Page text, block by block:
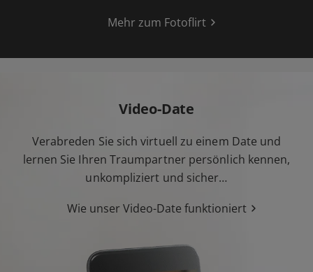
Mehr zum Fotoflirt
Video-Date
Verabreden Sie sich virtuell zu einem Date und
lernen Sie Ihren Traumpartner persönlich kennen,
unkompliziert und sicher…
Wie unser Video-Date funktioniert